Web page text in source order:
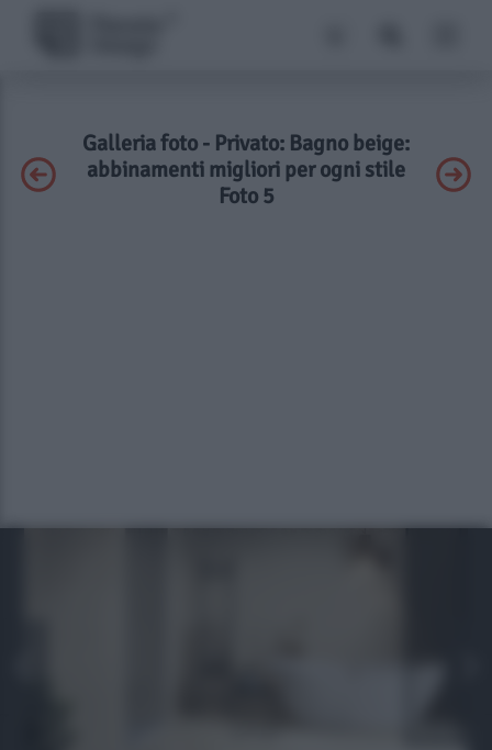
Galleria foto - Privato: Bagno beige:
abbinamenti migliori per ogni stile
Foto 5